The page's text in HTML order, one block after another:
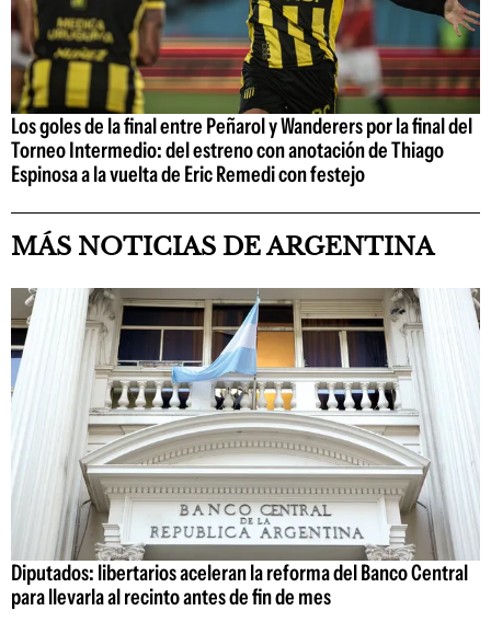
Los goles de la final entre Peñarol y Wanderers por la final del
Torneo Intermedio: del estreno con anotación de Thiago
Espinosa a la vuelta de Eric Remedi con festejo
MÁS NOTICIAS DE ARGENTINA
Diputados: libertarios aceleran la reforma del Banco Central
para llevarla al recinto antes de fin de mes